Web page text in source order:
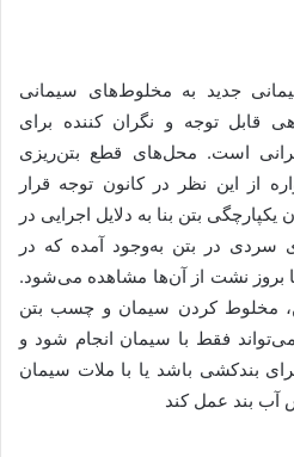
جدید به مخلوط‌های سیمانی
قابل توجه و نگران‌ کننده برای
است. محل‌های قطع بتن‌ریزی
از این نظر در کانون توجه قرار
بتن بنا به دلایل اجرایی در
سردی در بتن به‌وجود آمده که در
بروز نشت از آن‌ها مشاهده می‌شود.
مخلوط کردن سیمان و چسب بتن
فقط با سیمان انجام شود و
بندکشی باشد یا با ملات سیمان
بند عمل کند